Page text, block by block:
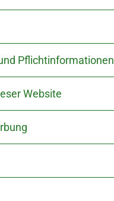
Pflichtinformationen
Website